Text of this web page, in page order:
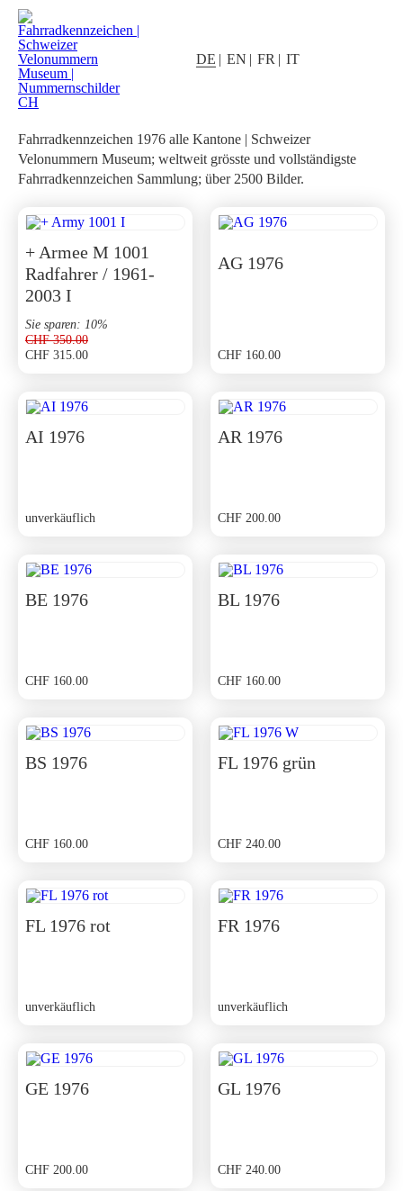
DE EN FR IT
1976
Fahrradkennzeichen 1976 alle Kantone | Schweizer
Velonummern Museum; weltweit grösste und vollständigste
Fahrradkennzeichen Sammlung; über 2500 Bilder.
+ Armee M 1001
Radfahrer / 1961-
2003 I
CHF350.00
war:
CHF 350.00
CHF 315.00
ist:
CHF 315.00.
Sie sparen: 10%
AG 1976
CHF 160.00
AI 1976
unverkäuflich
AR 1976
CHF 200.00
BE 1976
CHF 160.00
BL 1976
CHF 160.00
BS 1976
CHF 160.00
FL 1976 grün
CHF 240.00
FL 1976 rot
unverkäuflich
FR 1976
unverkäuflich
GE 1976
CHF 200.00
GL 1976
CHF 240.00